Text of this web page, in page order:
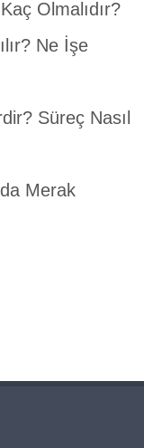
Olmalıdır?
Ne İşe
Süreç Nasıl
Merak